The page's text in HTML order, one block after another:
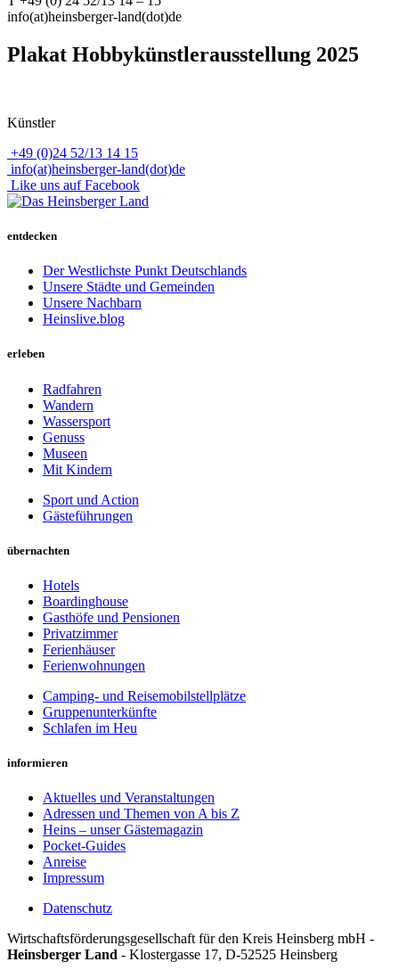
info(at)heinsberger-land(dot)de
Plakat Hobbykünstlerausstellung 2025
Künstler
+49 (0)24 52/13 14 15
info(at)heinsberger-land(dot)de
Like uns auf Facebook
entdecken
Der Westlichste Punkt Deutschlands
Unsere Städte und Gemeinden
Unsere Nachbarn
Heinslive.blog
erleben
Radfahren
Wandern
Wassersport
Genuss
Museen
Mit Kindern
Sport und Action
Gästeführungen
übernachten
Hotels
Boardinghouse
Gasthöfe und Pensionen
Privatzimmer
Ferienhäuser
Ferienwohnungen
Camping- und Reisemobilstellplätze
Gruppenunterkünfte
Schlafen im Heu
informieren
Aktuelles und Veranstaltungen
Adressen und Themen von A bis Z
Heins – unser Gästemagazin
Pocket-Guides
Anreise
Impressum
Datenschutz
Wirt­schafts­för­der­ungs­ge­sell­schaft für den Kreis Heins­berg mbH -
Heinsberger Land - Kloster­gasse 17, D-52525 Heinsberg